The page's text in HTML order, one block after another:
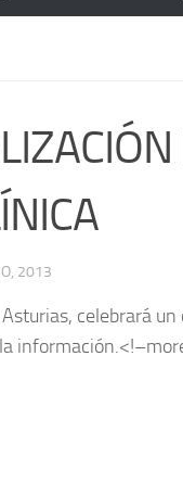
2013
celebrará